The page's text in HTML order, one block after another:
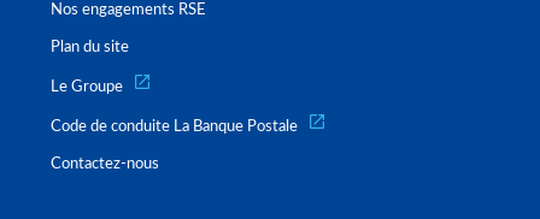
Nos engagements RSE
Plan du site
Le Groupe
Code de conduite La Banque Postale
Contactez-nous